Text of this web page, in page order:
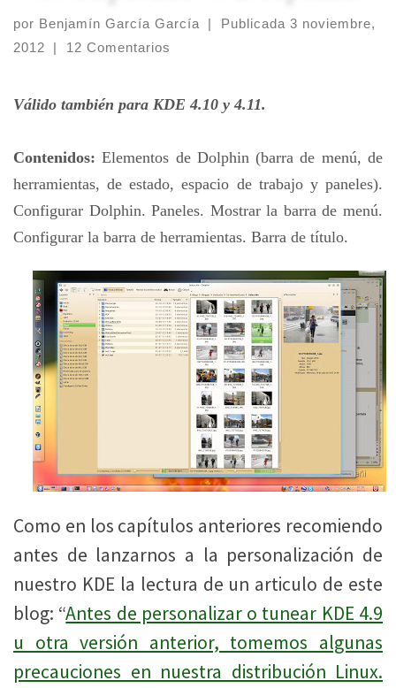
por Benjamín García García | Publicada 3 noviembre,
2012
| 12 Comentarios
Válido también para KDE 4.10 y 4.11.
Contenidos: Elementos de Dolphin (barra de menú, de
herramientas, de estado, espacio de trabajo y paneles).
Configurar Dolphin. Paneles. Mostrar la barra de menú.
Configurar la barra de herramientas. Barra de título.
Como en los capítulos anteriores recomiendo
antes de lanzarnos a la personalización de
nuestro KDE la lectura de un articulo de este
blog: “Antes de personalizar o tunear KDE 4.9
u otra versión anterior, tomemos algunas
precauciones en nuestra distribución Linux.